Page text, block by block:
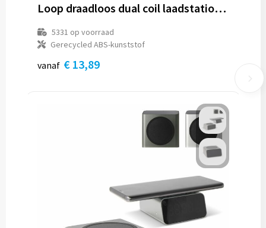
Loop draadloos dual coil laadstation van 15 W van RCS gerecycled plastic
5331 op voorraad
Gerecycled ABS-kunststof
vanaf € 13,89